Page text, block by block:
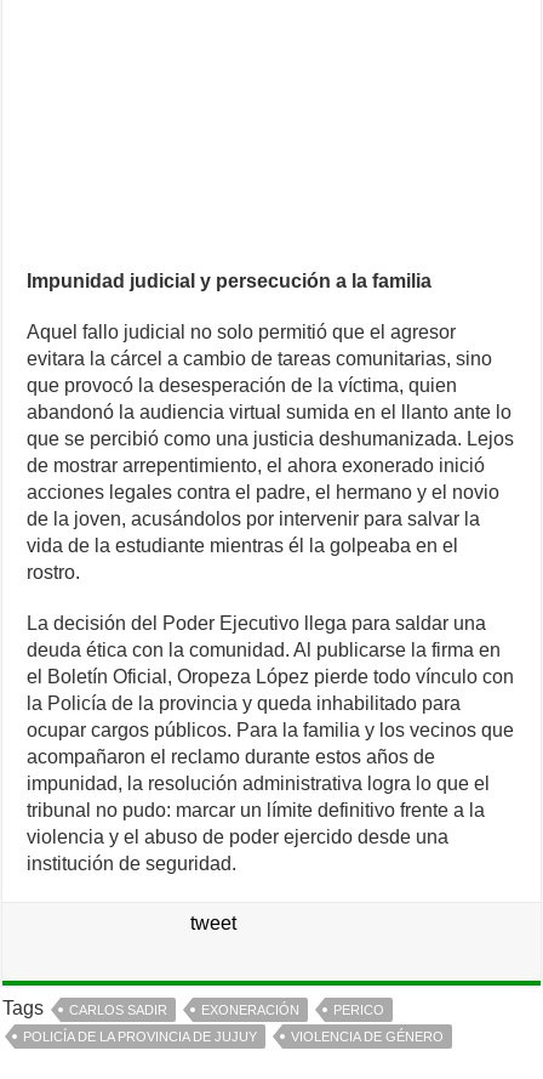
Impunidad judicial y persecución a la familia
Aquel fallo judicial no solo permitió que el agresor
evitara la cárcel a cambio de tareas comunitarias, sino
que provocó la desesperación de la víctima, quien
abandonó la audiencia virtual sumida en el llanto ante lo
que se percibió como una justicia deshumanizada. Lejos
de mostrar arrepentimiento, el ahora exonerado inició
acciones legales contra el padre, el hermano y el novio
de la joven, acusándolos por intervenir para salvar la
vida de la estudiante mientras él la golpeaba en el
rostro.
La decisión del Poder Ejecutivo llega para saldar una
deuda ética con la comunidad. Al publicarse la firma en
el Boletín Oficial, Oropeza López pierde todo vínculo con
la Policía de la provincia y queda inhabilitado para
ocupar cargos públicos. Para la familia y los vecinos que
acompañaron el reclamo durante estos años de
impunidad, la resolución administrativa logra lo que el
tribunal no pudo: marcar un límite definitivo frente a la
violencia y el abuso de poder ejercido desde una
institución de seguridad.
tweet
Tags CARLOS SADIR EXONERACIÓN
PERICO
POLICÍA DE LA PROVINCIA DE JUJUY
VIOLENCIA DE GÉNERO